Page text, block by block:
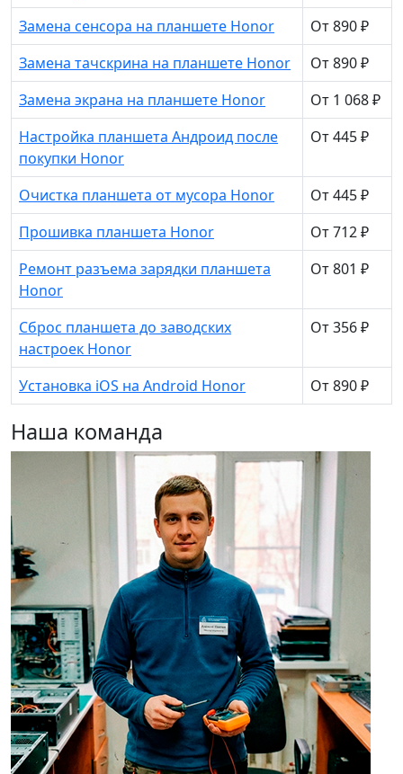
Замена сенсора на планшете Honor
От 890 ₽
Замена тачскрина на планшете Honor
От 890 ₽
Замена экрана на планшете Honor
От 1 068 ₽
Настройка планшета Андроид после
покупки Honor
От 445 ₽
Очистка планшета от мусора Honor
От 445 ₽
Прошивка планшета Honor
От 712 ₽
Ремонт разъема зарядки планшета
Honor
От 801 ₽
Сброс планшета до заводских
настроек Honor
От 356 ₽
Установка iOS на Android Honor От 890 ₽
Наша команда